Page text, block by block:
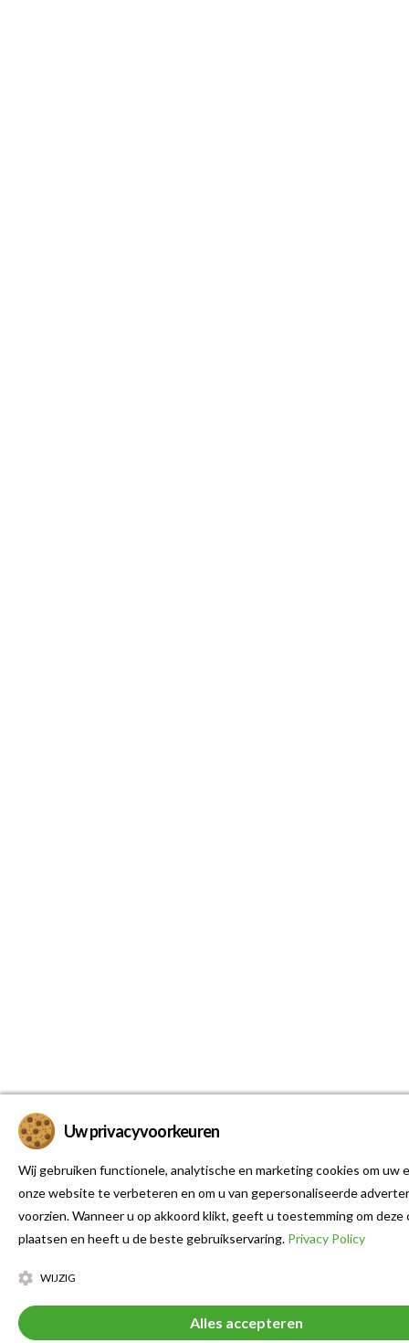
Uw privacyvoorkeuren
Wij gebruiken functionele, analytische en marketing cookies om uw
onze website te verbeteren en om u van gepersonaliseerde
voorzien. Wanneer u op akkoord klikt, geeft u toestemming om deze
plaatsen en heeft u de beste gebruikservaring. Privacy Policy
WIJZIG
Alles accepteren